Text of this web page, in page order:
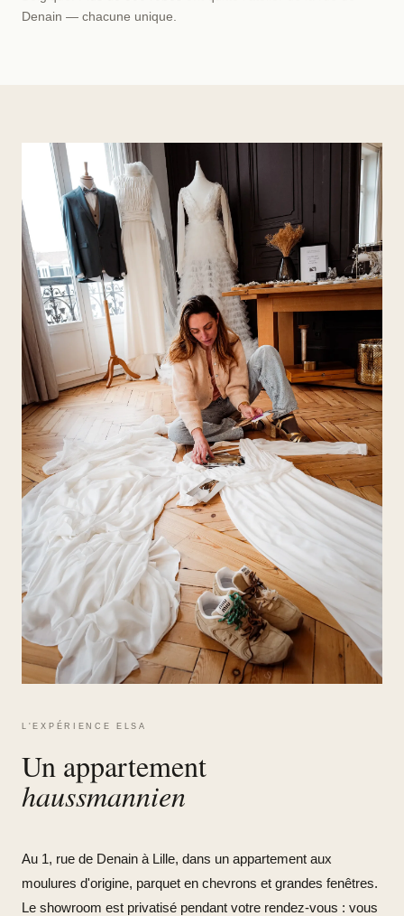
Denain — chacune unique.
17 PIÈCES · 9 LOOKS · MODULABLES
Calanques
« Petit à petit, on s'allège. »
DÉCOUVRIR LA COLLECTION
L'EXPÉRIENCE ELSA
Un appartement
haussmannien
Au 1, rue de Denain à Lille, dans un appartement aux
moulures d'origine, parquet en chevrons et grandes fenêtres.
Le showroom est privatisé pendant votre rendez-vous : vous